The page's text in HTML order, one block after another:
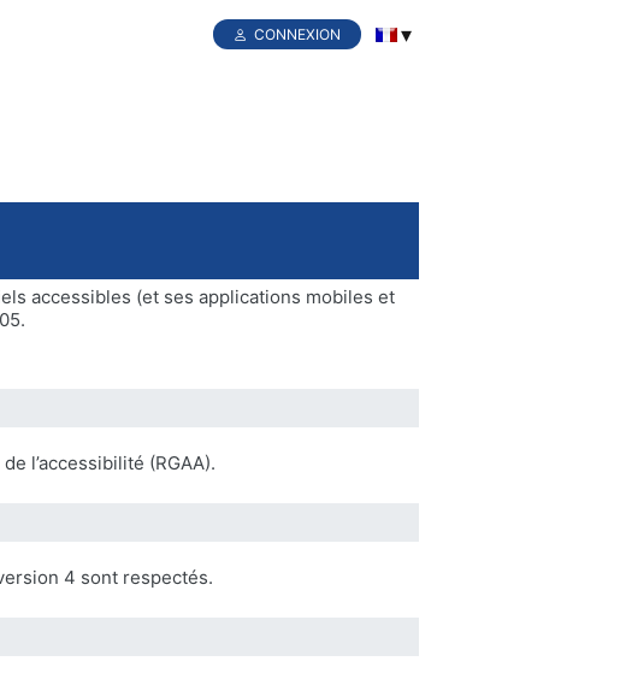
CONNEXION
accessibles (et ses applications mobiles et
l’accessibilité (RGAA).
4 sont respectés.